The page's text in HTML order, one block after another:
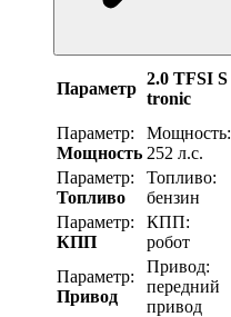
Параметр
2.0 TFSI S
tronic
Параметр:
Мощность
Мощность:
252 л.с.
Параметр:
Топливо
Топливо:
бензин
Параметр:
КПП
КПП:
робот
Параметр:
Привод
Привод:
передний
привод